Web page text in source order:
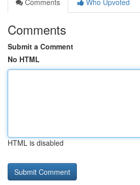
Comments
Who Upvoted
Comments
Submit a Comment
No HTML
HTML is disabled